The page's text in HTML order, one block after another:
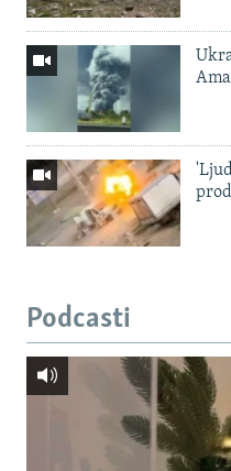
Podcasti